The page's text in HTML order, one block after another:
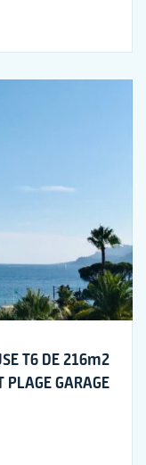
T6 DE 216m2
PLAGE GARAGE